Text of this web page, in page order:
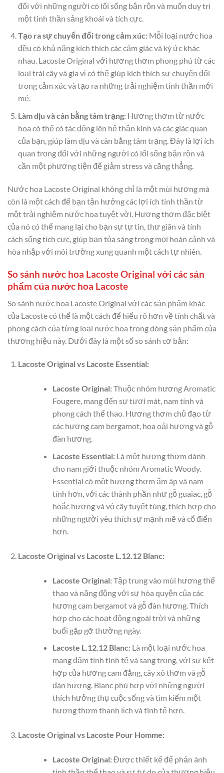
đối với những người có lối sống bận rộn và muốn duy trì
một tinh thần sảng khoái và tích cực.
Tạo ra sự chuyển đổi trong cảm xúc:Mỗi loại nước hoa
đều có khả năng kích thích các cảm giác và ký ức khác
nhau. Lacoste Original với hương thơm phong phú từ các
loại trái cây và gia vị có thể giúp kích thích sự chuyển đổi
trong cảm xúc và tạo ra những trải nghiệm tinh thần mới
mẻ.
Làm dịu và cân bằng tâm trạng:Hương thơm từ nước
hoa có thể có tác động lên hệ thần kinh và các giác quan
của bạn, giúp làm dịu và cân bằng tâm trạng. Đây là lợi ích
quan trọng đối với những người có lối sống bận rộn và
cần một phương tiện để giảm stress và căng thẳng.
Nước hoa Lacoste Original không chỉ là một mùi hương mà
còn là một cách để bạn tận hưởng các lợi ích tinh thần từ
một trải nghiệm nước hoa tuyệt vời. Hương thơm đặc biệt
của nó có thể mang lại cho bạn sự tự tin, thư giãn và tính
cách sống tích cực, giúp bạn tỏa sáng trong mọi hoàn cảnh và
hòa nhập với môi trường xung quanh một cách tự nhiên.
So sánh nước hoa Lacoste Original với các sản
phẩm của nước hoa Lacoste
So sánh nước hoa Lacoste Original với các sản phẩm khác
của Lacoste có thể là một cách để hiểu rõ hơn về tính chất và
phong cách của từng loại nước hoa trong dòng sản phẩm của
thương hiệu này. Dưới đây là một số so sánh cơ bản:
Lacoste Original vs Lacoste Essential:
Lacoste Original:Thuộc nhóm hương Aromatic
Fougere, mang đến sự tươi mát, nam tính và
phong cách thể thao. Hương thơm chủ đạo từ
các hương cam bergamot, hoa oải hương và gỗ
đàn hương.
Lacoste Essential:Là một hương thơm dành
cho nam giới thuộc nhóm Aromatic Woody.
Essential có một hương thơm ấm áp và nam
tính hơn, với các thành phần như gỗ guaiac, gỗ
hoắc hương và vỏ cây tuyết tùng, thích hợp cho
những người yêu thích sự mạnh mẽ và cổ điển
hơn.
Lacoste Original vs Lacoste L.12.12 Blanc:
Lacoste Original:Tập trung vào mùi hương thể
thao và năng động với sự hòa quyện của các
hương cam bergamot và gỗ đàn hương. Thích
hợp cho các hoạt động ngoài trời và những
buổi gặp gỡ thường ngày.
Lacoste L.12.12 Blanc:Là một loại nước hoa
mang đậm tính tinh tế và sang trọng, với sự kết
hợp của hương cam đắng, cây xô thơm và gỗ
đàn hương. Blanc phù hợp với những người
thích hưởng thụ cuộc sống và tìm kiếm một
hương thơm thanh lịch và tinh tế hơn.
Lacoste Original vs Lacoste Pour Homme:
Lacoste Original:Được thiết kế để phản ánh